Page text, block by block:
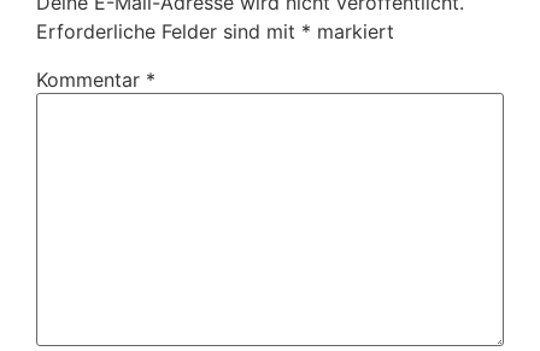
Erforderliche Felder sind mit * markiert
Kommentar *